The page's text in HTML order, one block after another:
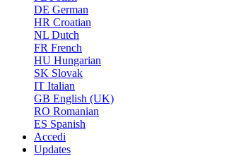
DE German
HR Croatian
NL Dutch
FR French
HU Hungarian
SK Slovak
IT Italian
GB English (UK)
RO Romanian
ES Spanish
Accedi
Updates